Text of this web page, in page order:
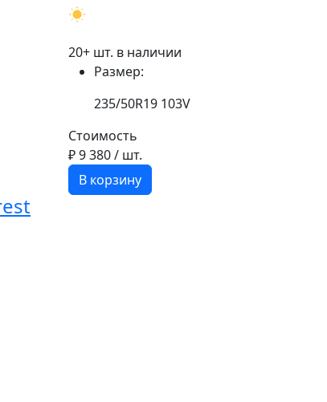
20+ шт. в наличии
Размер:
235/50R19 103V
Стоимость
₽ 9 380/ шт.
В корзину